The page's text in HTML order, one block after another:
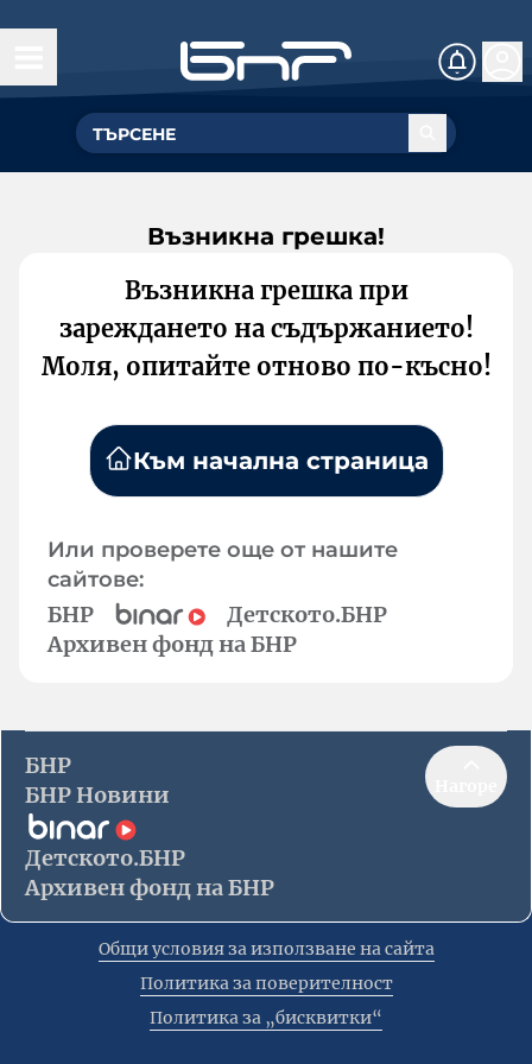
Възникна грешка!
Възникна грешка при
зареждането на съдържанието!
Моля, опитайте отново по-късно!
Към начална страница
Или проверете още от нашите
сайтове:
БНР
Детското.БНР
Архивен фонд на БНР
БНР
БНР Новини
Детското.БНР
Архивен фонд на БНР
Общи условия за използване на сайта
Политика за поверителност
Политика за „бисквитки“